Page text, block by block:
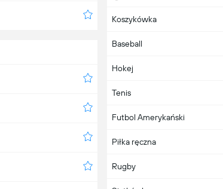
Antigua i Barbuda
Arabia Saudyjska
Argentyna
Armenia
Aruba
Australia
Austria
Koszykówka
Baseball
Hokej
Tenis
Futbol Amerykański
Piłka ręczna
Rugby